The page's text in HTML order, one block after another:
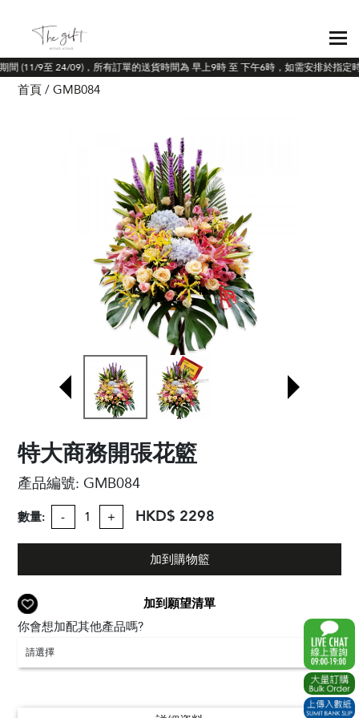
(11/9至 24/09)，所有訂單的送貨時間為 早上9時 至 下午6時，如需安排於指定
首頁 GMB084
特大商務開張花籃
產品編號:GMB084
數量: - + HKD$ 2298
加到購物籃
加到願望清單
你會想加配其他產品嗎?
請選擇